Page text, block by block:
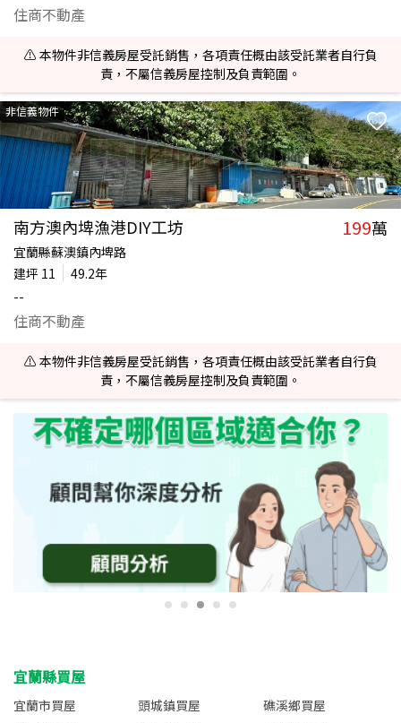
住商不動產
⚠️ 本物件非信義房屋受託銷售，各項責任概由該受託業者自行負
責，不屬信義房屋控制及負責範圍。
非信義物件
南方澳內埤漁港DIY工坊 199萬
宜蘭縣蘇澳鎮內埤路
建坪 11
49.2年
--
住商不動產
⚠️ 本物件非信義房屋受託銷售，各項責任概由該受託業者自行負
責，不屬信義房屋控制及負責範圍。
宜蘭縣買屋
宜蘭市買屋 頭城鎮買屋
礁溪鄉買屋